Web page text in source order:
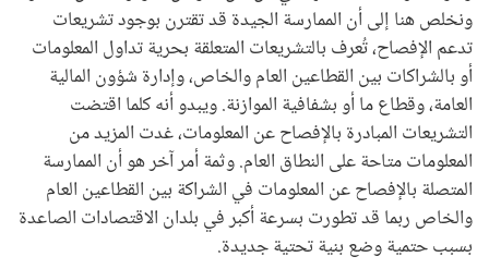
ونخلص هنا إلى أن الممارسة الجيدة قد تقترن بوجود تشريعات
تدعم الإفصاح، تُعرف بالتشريعات المتعلقة بحرية تداول المعلومات
أو بالشراكات بين القطاعين العام والخاص، وإدارة شؤون المالية
العامة، وقطاع ما أو بشفافية الموازنة. ويبدو أنه كلما اقتضت
التشريعات المبادرة بالإفصاح عن المعلومات، غدت المزيد من
المعلومات متاحة على النطاق العام. وثمة أمر آخر هو أن الممارسة
المتصلة بالإفصاح عن المعلومات في الشراكة بين القطاعين العام
والخاص ربما قد تطورت بسرعة أكبر في بلدان الاقتصادات الصاعدة
بسبب حتمية وضع بنية تحتية جديدة.